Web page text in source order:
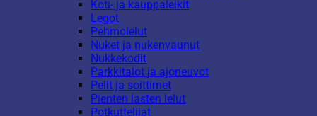
Koti- ja kauppaleikit
Legot
Pehmolelut
Nuket ja nukenvaunut
Nukkekodit
Parkkitalot ja ajoneuvot
Pelit ja soittimet
Pienten lasten lelut
Potkuttelijat